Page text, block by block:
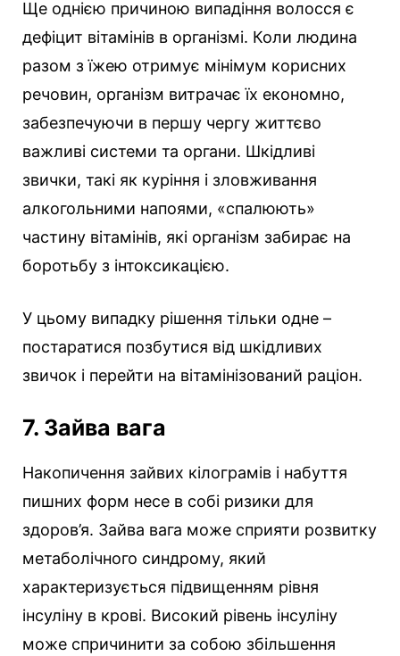
Ще однією причиною випадіння волосся є
дефіцит вітамінів в організмі. Коли людина
разом з їжею отримує мінімум корисних
речовин, організм витрачає їх економно,
забезпечуючи в першу чергу життєво
важливі системи та органи. Шкідливі
звички, такі як куріння і зловживання
алкогольними напоями, «спалюють»
частину вітамінів, які організм забирає на
боротьбу з інтоксикацією.
У цьому випадку рішення тільки одне –
постаратися позбутися від шкідливих
звичок і перейти на вітамінізований раціон.
7. Зайва вага
Накопичення зайвих кілограмів і набуття
пишних форм несе в собі ризики для
здоров’я. Зайва вага може сприяти розвитку
метаболічного синдрому, який
характеризується підвищенням рівня
інсуліну в крові. Високий рівень інсуліну
може спричинити за собою збільшення